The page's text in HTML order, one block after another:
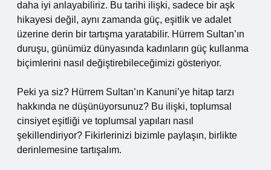
daha iyi anlayabiliriz. Bu tarihi ilişki, sadece bir aşk
hikayesi değil, aynı zamanda güç, eşitlik ve adalet
üzerine derin bir tartışma yaratabilir. Hürrem Sultan’ın
duruşu, günümüz dünyasında kadınların güç kullanma
biçimlerini nasıl değiştirebileceğimizi gösteriyor.
Peki ya siz? Hürrem Sultan’ın Kanuni’ye hitap tarzı
hakkında ne düşünüyorsunuz? Bu ilişki, toplumsal
cinsiyet eşitliği ve toplumsal yapıları nasıl
şekillendiriyor? Fikirlerinizi bizimle paylaşın, birlikte
derinlemesine tartışalım.